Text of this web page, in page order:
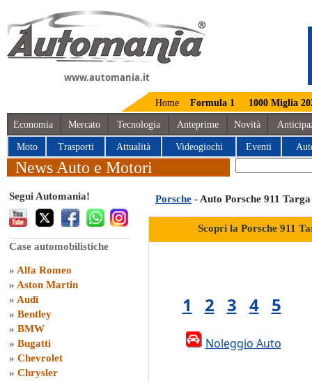
www.automania.it
Home Formula 1 1000 Miglia
Economia Mercato Tecnologia Anteprime Novità
Moto Trasporti Attualità Videogiochi Eventi
News Auto e Motori
Segui Automania!
Case automobilistiche
» Alfa Romeo
» Aston Martin
» Audi
» Bentley
» BMW
» Bugatti
» Chevrolet
» Chrysler
Porsche - Auto Porsche 911 Targa
Scopri la Porsche 911
1 2 3 4 5
Noleggio Auto